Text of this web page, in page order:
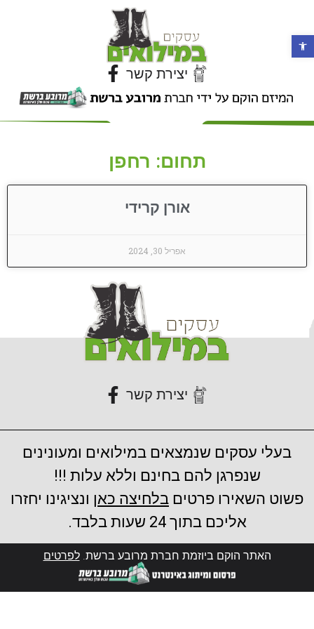
פתח סרגל נגישות
יצירת קשר
תחום: רחפן
אורן קרידי
אפריל 30, 2024
יצירת קשר
בעלי עסקים שנמצאים במילואים ומעונינים
שנפרגן להם בחינם וללא עלות !!!
פשוט השאירו פרטים בלחיצה כאן ונציגינו יחזרו
אליכם בתוך 24 שעות בלבד.
האתר הוקם ביוזמת חברת מרובע ברשת.לפרטים